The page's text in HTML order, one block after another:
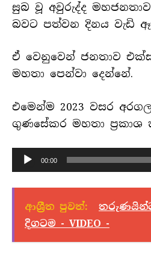
සුබ වූ අවුරුද්ද
බවට පත්වන දිනය වැඩි
ඒ වෙනුවෙන් ජනතාව
මහතා පෙන්වා දෙන්නේ.
එමෙන්ම 2023 වසර
ගුණසේකර මහතා ප්‍රකාශ
හඬ
පට
ධාවකය
00:00
ආශ්‍රීත පුවත්:
දිගටම - VIDEO -